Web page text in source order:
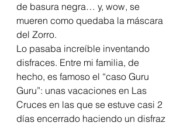
de basura negra… y, wow, se
mueren como quedaba la máscara
del Zorro.
Lo pasaba increíble inventando
disfraces. Entre mi familia, de
hecho, es famoso el “caso Guru
Guru”: unas vacaciones en Las
Cruces en las que se estuve casi 2
días encerrado haciendo un disfraz